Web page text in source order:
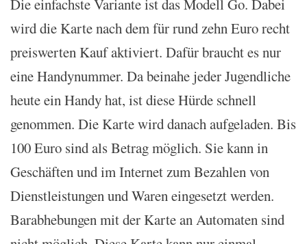
Die einfachste Variante ist das Modell Go. Dabei
wird die Karte nach dem für rund zehn Euro recht
preiswerten Kauf aktiviert. Dafür braucht es nur
eine Handynummer. Da beinahe jeder Jugendliche
heute ein Handy hat, ist diese Hürde schnell
genommen. Die Karte wird danach aufgeladen. Bis
100 Euro sind als Betrag möglich. Sie kann in
Geschäften und im Internet zum Bezahlen von
Dienstleistungen und Waren eingesetzt werden.
Barabhebungen mit der Karte an Automaten sind